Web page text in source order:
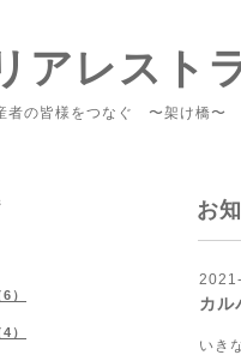
アレス
者の皆様をつなぐ 〜架け橋〜
お
カル
いき
）
）